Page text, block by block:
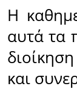
Η
αυτά τα
και